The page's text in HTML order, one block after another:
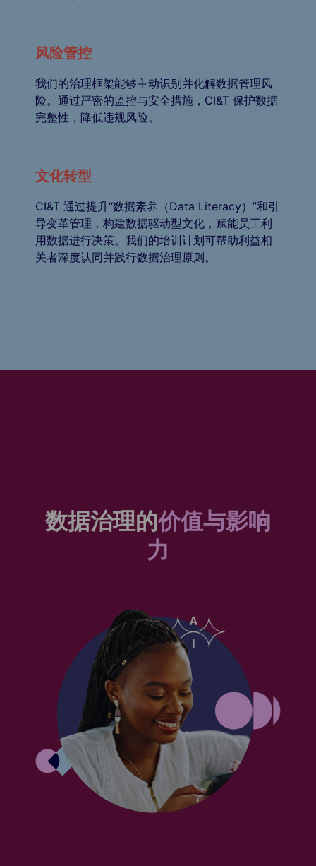
风险管控
我们的治理框架能够主动识别并化解数据管理风
险。通过严密的监控与安全措施，CI&T 保护数据
完整性，降低违规风险。
文化转型
CI&T 通过提升“数据素养（Data Literacy）”和引
导变革管理，构建数据驱动型文化，赋能员工利
用数据进行决策。我们的培训计划可帮助利益相
关者深度认同并践行数据治理原则。
数据治理的价值与影响
力